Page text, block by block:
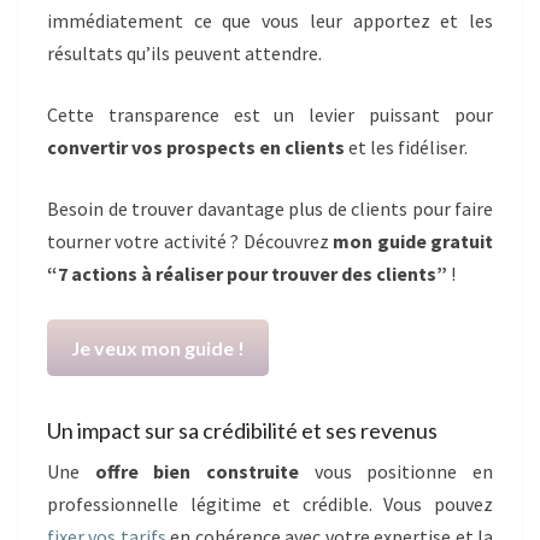
immédiatement ce que vous leur apportez et les
résultats qu’ils peuvent attendre.
Cette transparence est un levier puissant pour
convertir vos prospects en clients et les fidéliser.
Besoin de trouver davantage plus de clients pour faire
tourner votre activité ? Découvrez mon guide gratuit
“7 actions à réaliser pour trouver des clients” !
Je veux mon guide !
Un impact sur sa crédibilité et ses revenus
Une offre bien construite vous positionne en
professionnelle légitime et crédible. Vous pouvez